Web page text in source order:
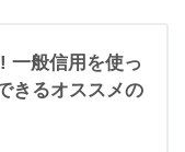
一般信用を使っ
きるオススメの